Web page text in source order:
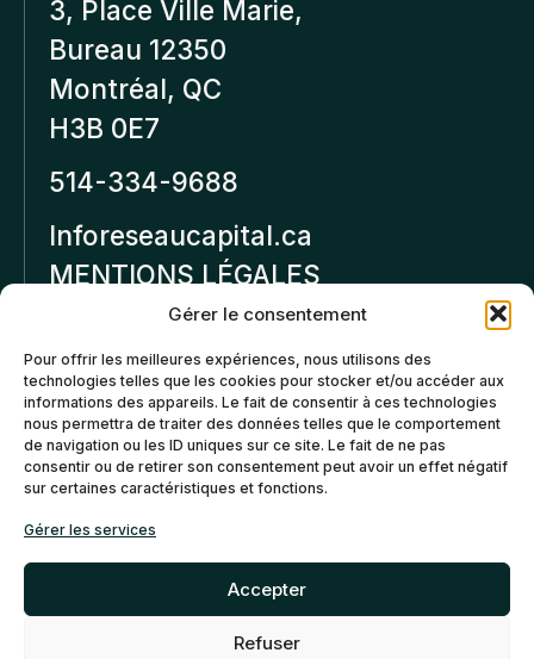
Gérer le consentement
Pour offrir les meilleures expériences, nous utilisons des
technologies telles que les cookies pour stocker et/ou accéder aux
informations des appareils. Le fait de consentir à ces technologies
nous permettra de traiter des données telles que le comportement
de navigation ou les ID uniques sur ce site. Le fait de ne pas
consentir ou de retirer son consentement peut avoir un effet négatif
sur certaines caractéristiques et fonctions.
Gérer les services
Accepter
Refuser
3, Place Ville Marie,
Bureau 12350
Montréal, QC
H3B 0E7
514-334-9688
Inforeseaucapital.ca
MENTIONS LÉGALES
Politique de
confidentialité
Politiques d’annulation et
de remboursement
Politique de cookies (CA)
©2026 Réseau Capital. Tous